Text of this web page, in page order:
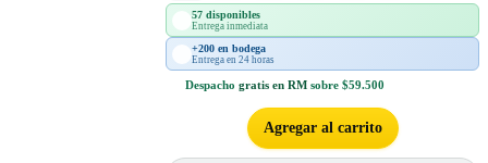
57 disponibles
Entrega inmediata
+200 en bodega
Entrega en 24 horas
Despacho gratis en RM sobre $59.500
Agregar al carrito